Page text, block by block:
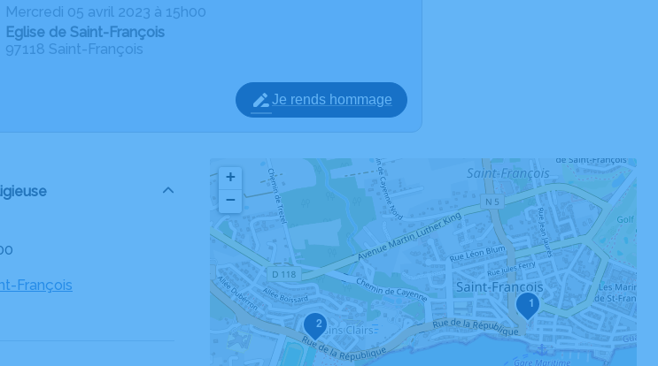
mercredi 05 avril 2023 à 15h00
Eglise de Saint-François
97118 Saint-François
Je rends hommage
François
1
2
+
−